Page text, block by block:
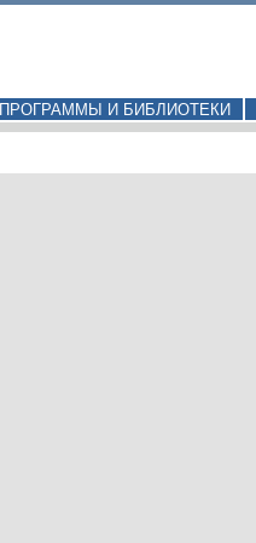
ПРОГРАММЫ И БИБЛИОТЕКИ